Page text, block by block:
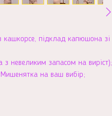
кашкорсе, підклад капюшона зі
з невеликим запасом на виріст);
на ваш вибір;